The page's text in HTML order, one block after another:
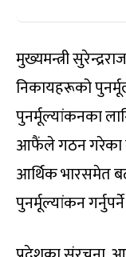
मुख्यमन्त्री
निकायहरूको
पुनर्मूल्यांकनका
आफैंले गठन गरेका
आर्थिक भारसमेत
पुनर्मूल्यांकन